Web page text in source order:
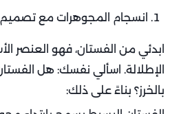
انسجام المجوهرات مع تصميم
ابدئي من الفستان، فهو العنصر
الإطلالة. اسألي نفسك: هل
بالخرز؟ بناءً على ذلك: